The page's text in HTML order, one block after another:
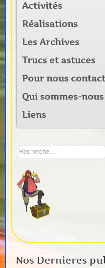
Activités
Réalisations
Les Archives
Trucs et astuces
Pour nous
Qui sommes-nous
Liens
Rechercher
site:
Nos Dernieres